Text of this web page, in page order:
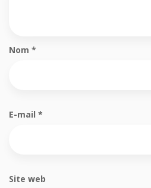
Nom *
E-mail *
Site web